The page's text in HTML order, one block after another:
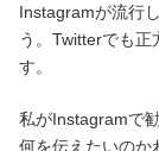
Instagramが流行
う。Twitterでも
す。
私がInstagramで
何を伝えたいのか